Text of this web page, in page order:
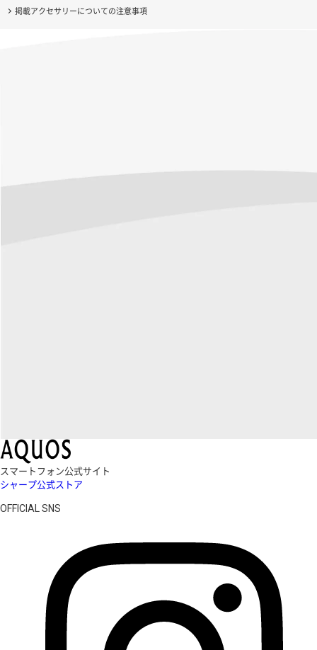
掲載アクセサリーについての注意事項
スマートフォン公式サイト
シャープ公式ストア
OFFICIAL SNS